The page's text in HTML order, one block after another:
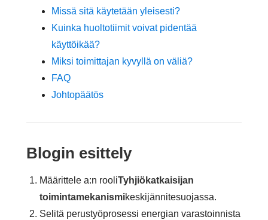
Missä sitä käytetään yleisesti?
Kuinka huoltotiimit voivat pidentää
käyttöikää?
Miksi toimittajan kyvyllä on väliä?
FAQ
Johtopäätös
Blogin esittely
Määrittele a:n rooliTyhjiökatkaisijan
toimintamekanismikeskijännitesuojassa.
Selitä perustyöprosessi energian varastoinnista